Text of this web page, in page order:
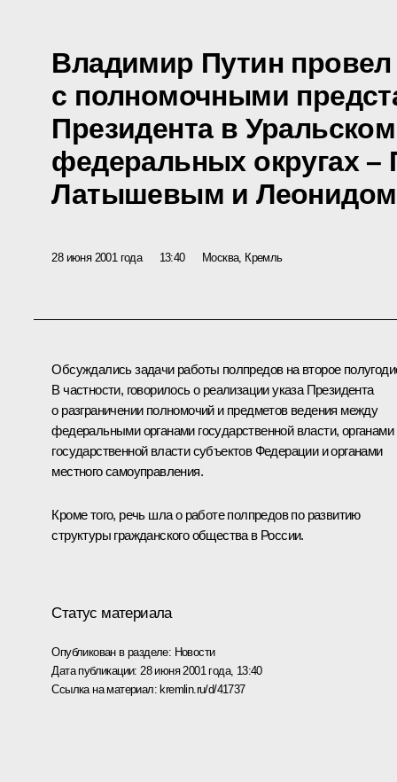
Владимир Путин
с полномочными
Президента в
федеральных округах –
Латышевым и Леонидом
28 июня 2001 года 13:40 Москва, Кремль
Обсуждались задачи работы полпредов на второе
В частности, говорилось о реализации указа Президента
о разграничении полномочий и предметов ведения между
федеральными органами государственной власти, органами
государственной власти субъектов Федерации и органами
местного самоуправления.
Кроме того, речь шла о работе полпредов по развитию
структуры гражданского общества в России.
Статус материала
Опубликован в разделе: Новости
Дата публикации: 28 июня 2001 года, 13:40
Ссылка на материал:kremlin.ru/d/41737